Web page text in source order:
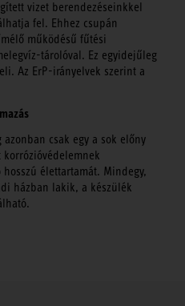
vizet berendezéseinkkel
fel. Ehhez csupán
működésű fűtési
tárolóval. Ez egyidejűleg
Az ErP-irányelvek szerint a
csak egy a sok előny
élettartamát. Mindegy,
házban lakik, a készülék